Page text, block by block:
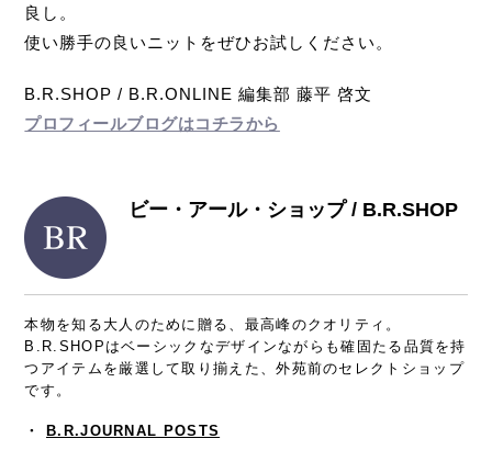
良し。
使い勝手の良いニットをぜひお試しください。
B.R.SHOP / B.R.ONLINE 編集部 藤平 啓文
プロフィールブログはコチラから
ビー・アール・ショップ / B.R.SHOP
本物を知る大人のために贈る、最高峰のクオリティ。
B.R.SHOPはベーシックなデザインながらも確固たる品質を持
つアイテムを厳選して取り揃えた、外苑前のセレクトショップ
です。
・ B.R.JOURNAL POSTS